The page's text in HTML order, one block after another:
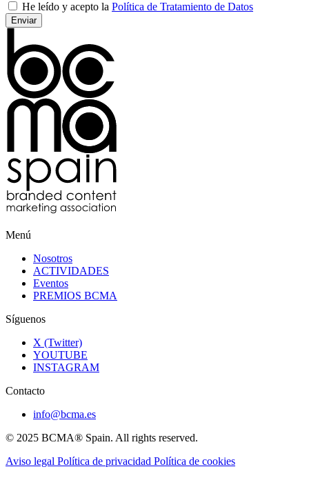
He leído y acepto la Política de Tratamiento de Datos
Menú
Nosotros
ACTIVIDADES
Eventos
PREMIOS BCMA
Síguenos
X (Twitter)
YOUTUBE
INSTAGRAM
Contacto
info@bcma.es
© 2025 BCMA® Spain. All rights reserved.
Aviso legal Política de privacidad Política de cookies